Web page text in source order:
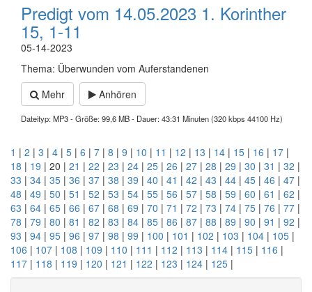
Predigt vom 14.05.2023 1. Korinther
15, 1-11
05-14-2023
Thema: Überwunden vom Auferstandenen
Mehr
Anhören
Dateityp: MP3 - Größe: 99,6 MB - Dauer: 43:31 Minuten (320 kbps 44100 Hz)
1 | 2 | 3 | 4 | 5 | 6 | 7 | 8 | 9 | 10 | 11 | 12 | 13 | 14 | 15 | 16 | 17 |
18 | 19 | 20 | 21 | 22 | 23 | 24 | 25 | 26 | 27 | 28 | 29 | 30 | 31 | 32 |
33 | 34 | 35 | 36 | 37 | 38 | 39 | 40 | 41 | 42 | 43 | 44 | 45 | 46 | 47 |
48 | 49 | 50 | 51 | 52 | 53 | 54 | 55 | 56 | 57 | 58 | 59 | 60 | 61 | 62 |
63 | 64 | 65 | 66 | 67 | 68 | 69 | 70 | 71 | 72 | 73 | 74 | 75 | 76 | 77 |
78 | 79 | 80 | 81 | 82 | 83 | 84 | 85 | 86 | 87 | 88 | 89 | 90 | 91 | 92 |
93 | 94 | 95 | 96 | 97 | 98 | 99 | 100 | 101 | 102 | 103 | 104 | 105 |
106 | 107 | 108 | 109 | 110 | 111 | 112 | 113 | 114 | 115 | 116 |
117 | 118 | 119 | 120 | 121 | 122 | 123 | 124 | 125 |